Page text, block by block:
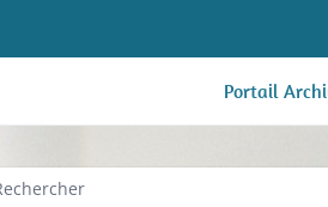
Portail